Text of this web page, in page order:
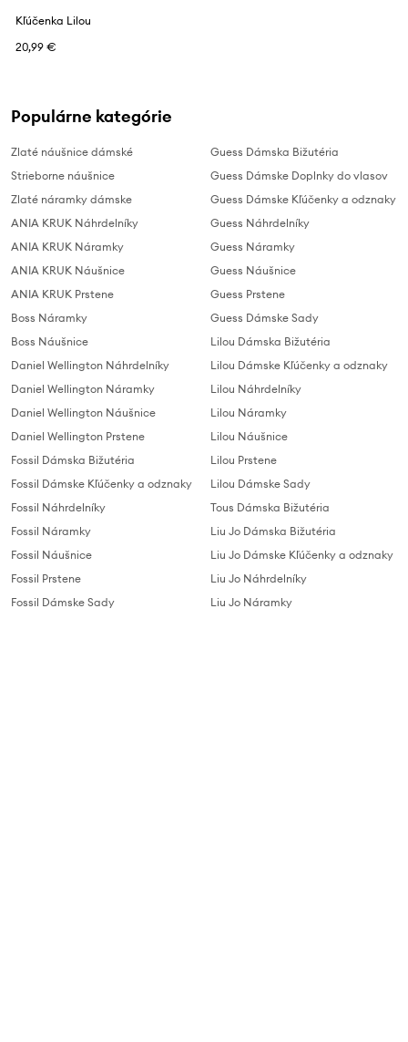
Kľúčenka Lilou
20,99 €
Populárne kategórie
Zlaté náušnice dámské
Strieborne náušnice
Zlaté náramky dámske
ANIA KRUK Náhrdelníky
ANIA KRUK Náramky
ANIA KRUK Náušnice
ANIA KRUK Prstene
Boss Náramky
Boss Náušnice
Daniel Wellington Náhrdelníky
Daniel Wellington Náramky
Daniel Wellington Náušnice
Daniel Wellington Prstene
Fossil Dámska Bižutéria
Fossil Dámske Kľúčenky a odznaky
Fossil Náhrdelníky
Fossil Náramky
Fossil Náušnice
Fossil Prstene
Fossil Dámske Sady
Guess Dámska Bižutéria
Guess Dámske Doplnky do vlasov
Guess Dámske Kľúčenky a odznaky
Guess Náhrdelníky
Guess Náramky
Guess Náušnice
Guess Prstene
Guess Dámske Sady
Lilou Dámska Bižutéria
Lilou Dámske Kľúčenky a odznaky
Lilou Náhrdelníky
Lilou Náramky
Lilou Náušnice
Lilou Prstene
Lilou Dámske Sady
Tous Dámska Bižutéria
Liu Jo Dámska Bižutéria
Liu Jo Dámske Kľúčenky a odznaky
Liu Jo Náhrdelníky
Liu Jo Náramky